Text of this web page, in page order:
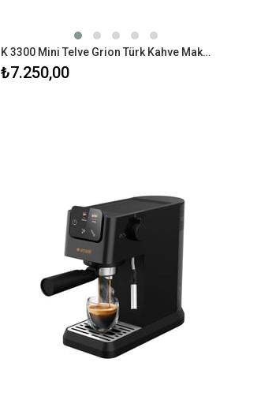
K 3300 Mini Telve Grion Türk Kahve Makinesi
₺7.250,00